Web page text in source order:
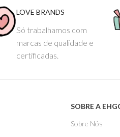
LOVE BRANDS
Só trabalhamos com
marcas de qualidade e
certificadas.
SOBRE A
Sobre Nós